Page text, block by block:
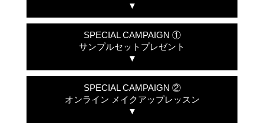
▼
SPECIAL CAMPAIGN ①
サンプルセットプレゼント
▼
SPECIAL CAMPAIGN ②
オンライン メイクアップレッスン
▼